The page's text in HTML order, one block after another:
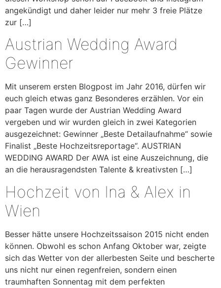
angekündigt und daher leider nur mehr 3 freie Plätze
zur […]
Austrian Wedding Award
Gewinner
Mit unserem ersten Blogpost im Jahr 2016, dürfen wir
euch gleich etwas ganz Besonderes erzählen. Vor ein
paar Tagen wurde der Austrian Wedding Award
vergeben und wir wurden gleich in zwei Kategorien
ausgezeichnet: Gewinner „Beste Detailaufnahme“ sowie
Finalist „Beste Hochzeitsreportage“. AUSTRIAN
WEDDING AWARD Der AWA ist eine Auszeichnung, die
an die herausragendsten Talente & kreativsten […]
Hochzeit von Ina & Alex in
Wien
Besser hätte unsere Hochzeitssaison 2015 nicht enden
können. Obwohl es schon Anfang Oktober war, zeigte
sich das Wetter von der allerbesten Seite und bescherte
uns nicht nur einen regenfreien, sondern einen
traumhaften Sonnentag mit dem perfekten